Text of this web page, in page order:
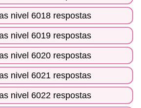
nivel 6018 respostas
nivel 6019 respostas
nivel 6020 respostas
nivel 6021 respostas
nivel 6022 respostas